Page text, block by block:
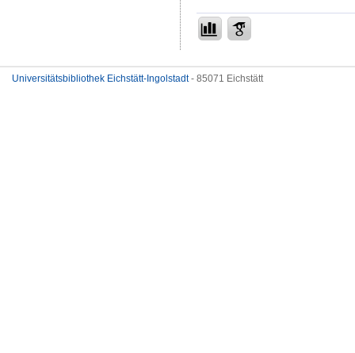
Universitätsbibliothek Eichstätt-Ingolstadt- 85071 Eichstätt